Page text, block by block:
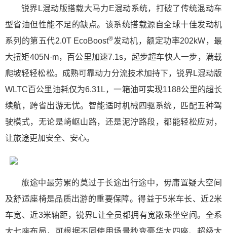
锐界L混动版搭载大马力E混动系统，打破了传统混动车
型省油但性能不足的缺点。该系统搭载源自全球十佳发动机
系列的第五代2.0T EcoBoost®发动机，额定功率202kW，最
大扭矩405N·m，百公里加速7.1s，起步超车快人一步，满载
爬坡轻轻松松。成熟可靠动力分流技术加持下，锐界L混动版
WLTC百公里油耗仅为6.31L，一箱油可实现1188公里的超长
续航，跨省出游无忧。智能适时机械四驱系统，匹配五种驾
驶模式，无论是崎岖山路，还是泥泞路段，都能轻松应对，
让旅途更加安全、安心。
旅途中最劳累的莫过于长途出行途中，毋庸置疑大空间
及舒适座椅是品质出游的重要保障。得益于5米车长、近2米
车宽、近3米轴距，锐界L让全员都拥有宽敞乘坐空间。全系
大七座布局，可根据不同使用场景秒变豪华大四座、超级大